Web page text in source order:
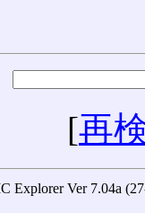
[再
Ver 7.04a